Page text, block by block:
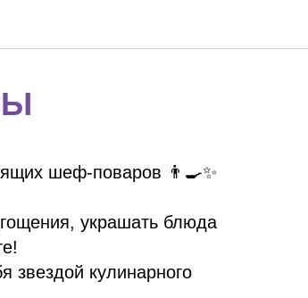
шеф-поваров 👨‍🍳✨
украшать блюда
звездой кулинарного